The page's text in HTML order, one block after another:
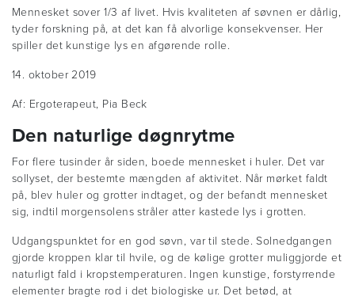
Mennesket sover 1/3 af livet. Hvis kvaliteten af søvnen er dårlig,
tyder forskning på, at det kan få alvorlige konsekvenser. Her
spiller det kunstige lys en afgørende rolle.
14. oktober 2019
Af: Ergoterapeut, Pia Beck
Den naturlige døgnrytme
For flere tusinder år siden, boede mennesket i huler. Det var
sollyset, der bestemte mængden af aktivitet. Når mørket faldt
på, blev huler og grotter indtaget, og der befandt mennesket
sig, indtil morgensolens stråler atter kastede lys i grotten.
Udgangspunktet for en god søvn, var til stede. Solnedgangen
gjorde kroppen klar til hvile, og de kølige grotter muliggjorde et
naturligt fald i kropstemperaturen. Ingen kunstige, forstyrrende
elementer bragte rod i det biologiske ur. Det betød, at